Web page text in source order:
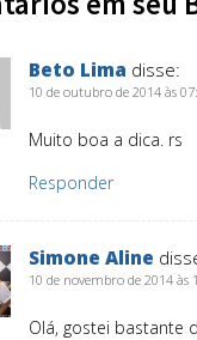
Beto Lima disse:
10 de outubro de 2014 às
Muito boa a dica. rs
Responder
Simone Aline
10 de novembro de 2014 às
Olá, gostei bastante